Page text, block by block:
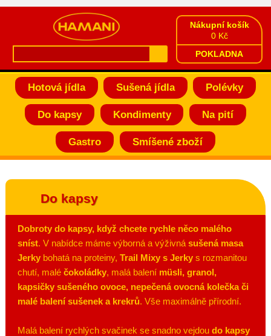
Nákupní košík
0 Kč
POKLADNA
Hotová jídla Sušená jídla Polévky
Do kapsy Kondimenty Na pití
Gastro Smíšené zboží
Do kapsy
Dobroty do kapsy, když chcete rychle něco malého
sníst. V nabídce máme výborná a výživnásušená masa
Jerky bohatá na proteiny,Trail Mixy s Jerky s rozmanitou
chutí, maléčokoládky, malá balení müsli, granol,
kapsičky sušeného ovoce, nepečená ovocná kolečka či
malé balení sušenek a krekrů. Vše maximálně přírodní.
Malá balení rychlých svačinek se snadno vejdoudo kapsy